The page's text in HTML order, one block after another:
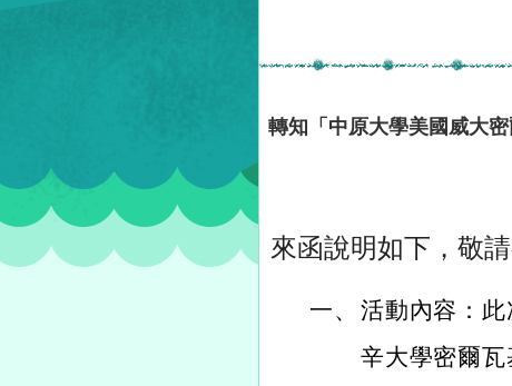
轉知「中原大學美國威大
來函說明如下，敬
一、 活動內容：
辛大學密爾